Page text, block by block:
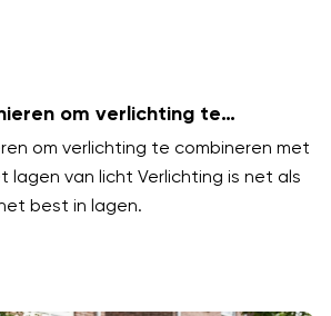
om verlichting te
meubels
om verlichting te combineren met
lagen van licht Verlichting is net als
best in lagen.